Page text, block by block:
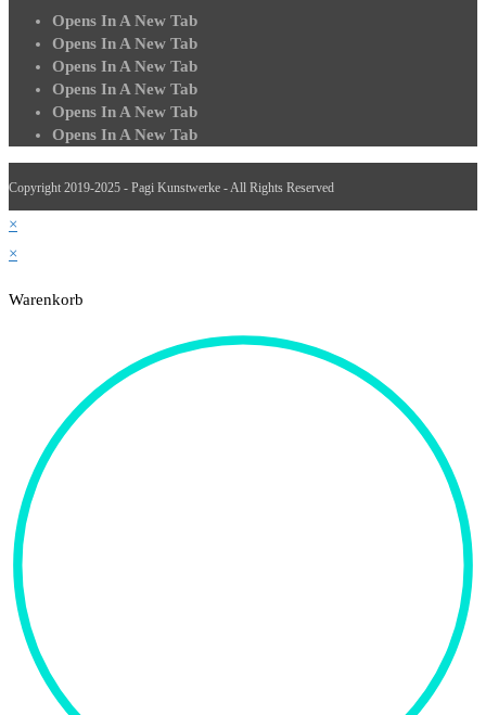
Opens In A New Tab
Opens In A New Tab
Opens In A New Tab
Opens In A New Tab
Opens In A New Tab
Opens In A New Tab
Copyright 2019-2025 - Pagi Kunstwerke - All Rights Reserved
×
×
Warenkorb